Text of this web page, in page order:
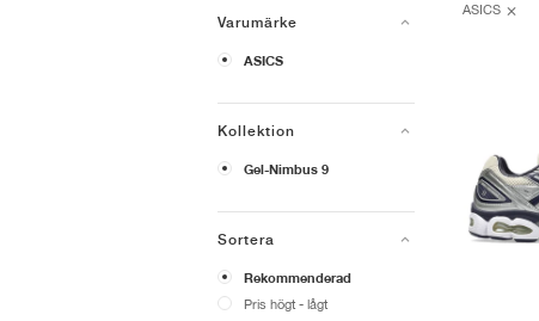
Varumärke
ASICS
Kollektion
Gel-Nimbus 9
Sortera
Rekommenderad
Pris högt - lågt
ASICS